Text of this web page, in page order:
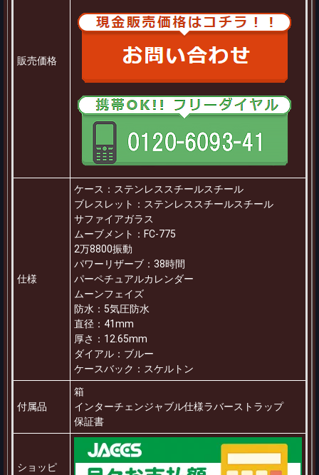
販売価格
仕様
ケース：ステンレススチールスチール
ブレスレット：ステンレススチールスチール
サファイアガラス
ムーブメント：FC-775
2万8800振動
パワーリザーブ：38時間
パーペチュアルカレンダー
ムーンフェイズ
防水：5気圧防水
直径：41mm
厚さ：12.65mm
ダイアル：ブルー
ケースバック：スケルトン
付属品
箱
インターチェンジャブル仕様ラバーストラップ
保証書
ショッピ